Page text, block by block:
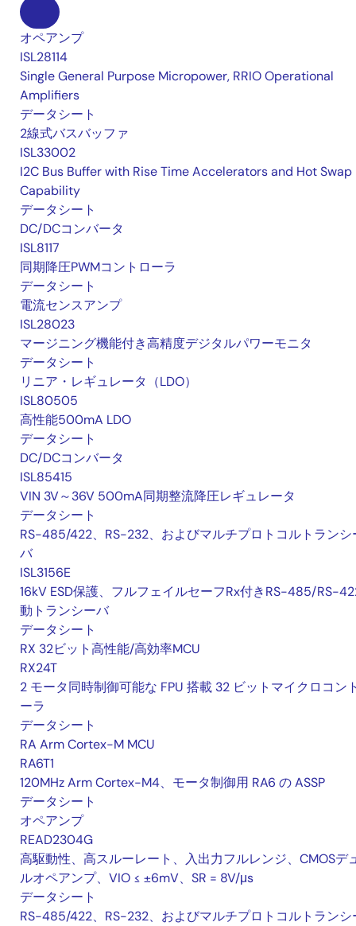
オペアンプ
ISL28114
Single General Purpose Micropower, RRIO Operational
Amplifiers
データシート
2線式バスバッファ
ISL33002
I2C Bus Buffer with Rise Time Accelerators and Hot Swap
Capability
データシート
DC/DCコンバータ
ISL8117
同期降圧PWMコントローラ
データシート
電流センスアンプ
ISL28023
マージニング機能付き高精度デジタルパワーモニタ
データシート
リニア・レギュレータ（LDO）
ISL80505
高性能500mA LDO
データシート
DC/DCコンバータ
ISL85415
VIN 3V～36V 500mA同期整流降圧レギュレータ
データシート
RS-485/422、RS-232、およびマルチプロトコルトランシ
バ
ISL3156E
16kV ESD保護、フルフェイルセーフRx付きRS-485/RS-
動トランシーバ
データシート
RX 32ビット高性能/高効率MCU
RX24T
2 モータ同時制御可能な FPU 搭載 32 ビットマイクロコン
ーラ
データシート
RA Arm Cortex-M MCU
RA6T1
120MHz Arm Cortex-M4、モータ制御用 RA6 の ASSP
データシート
オペアンプ
READ2304G
高駆動性、高スルーレート、入出力フルレンジ、CMOSデ
ルオペアンプ、VIO ≤ ±6mV、SR = 8V/μs
データシート
RS-485/422、RS-232、およびマルチプロトコルトランシ